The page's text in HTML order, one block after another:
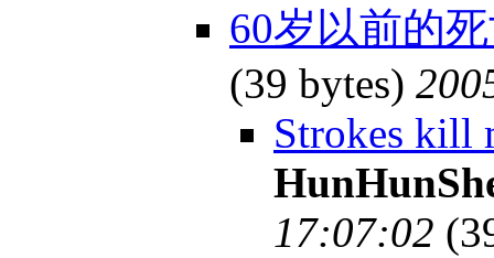
60岁以前的
(39 bytes)
Strokes kill
17:07:02